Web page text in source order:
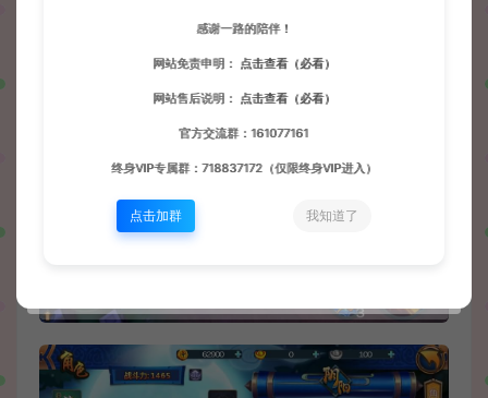
感谢一路的陪伴！
网站免责申明： 点击查看（必看）
网站售后说明： 点击查看（必看）
官方交流群：161077161
终身VIP专属群：718837172（仅限终身VIP进入）
点击加群 我知道了